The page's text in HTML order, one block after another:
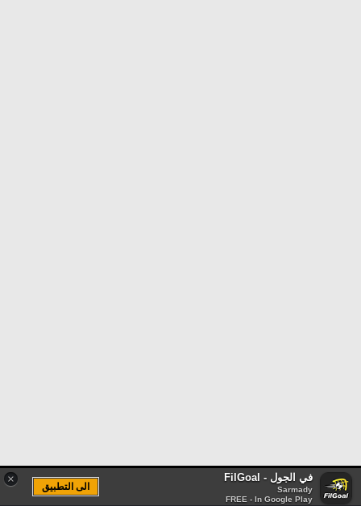
× في الجول - FilGoal
Sarmady
FREE - In Google Play
الى التطبيق